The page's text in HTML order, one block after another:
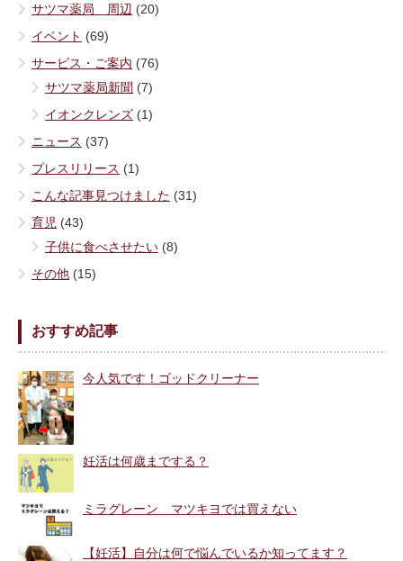
サツマ薬局 周辺 (20)
イベント (69)
サービス・ご案内 (76)
サツマ薬局新聞 (7)
イオンクレンズ (1)
ニュース (37)
プレスリリース (1)
こんな記事見つけました (31)
育児 (43)
子供に食べさせたい (8)
その他 (15)
おすすめ記事
今人気です！ゴッドクリーナー
妊活は何歳までする？
ミラグレーン マツキヨでは買えない
【妊活】自分は何で悩んでいるか知ってます？